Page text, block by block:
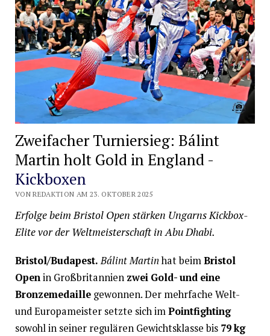
Zweifacher Turniersieg: Bálint
Martin holt Gold in England -
Kickboxen
VON REDAKTION AM 23. OKTOBER 2025
Erfolge beim Bristol Open stärken Ungarns Kickbox-
Elite vor der Weltmeisterschaft in Abu Dhabi.
Bristol/Budapest. Bálint Martinhat beimBristol
Openin Großbritannien zwei Gold- und eine
Bronzemedaillegewonnen. Der mehrfache Welt-
und Europameister setzte sich imPointfighting
sowohl in seiner regulären Gewichtsklasse bis 79 kg